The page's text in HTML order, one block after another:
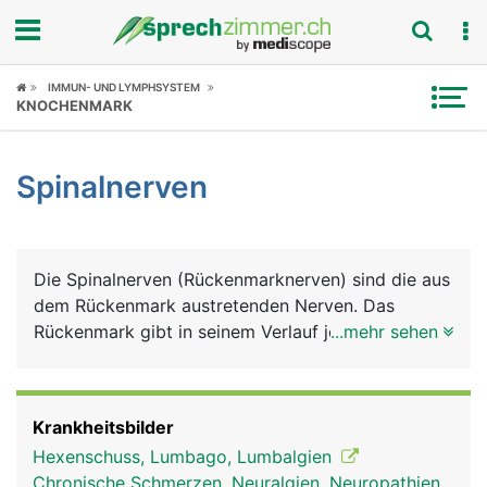
Fokus
Symptome
News
Rubriken
IMMUN- UND LYMPHSYSTEM
KNOCHENMARK
Spinalnerven
Die Spinalnerven (Rückenmarknerven) sind die aus
dem Rückenmark austretenden Nerven. Das
Rückenmark gibt in seinem Verlauf jeweils auf der
Es gibt demnach auf jeder Seite 8 Halsnerven, 12
Brustnerven, 5 Lendennerven und 1 Steissbeinnerv.
...mehr sehen
Krankheitsbilder
Hexenschuss, Lumbago, Lumbalgien
Chronische Schmerzen, Neuralgien, Neuropathien